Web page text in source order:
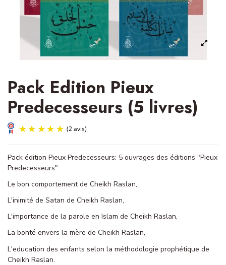
Pack Edition Pieux
Predecesseurs (5 livres)
Pack édition Pieux Predecesseurs: 5 ouvrages des éditions "Pieux
Predecesseurs":
Le bon comportement de Cheikh Raslan,
L'inimité de Satan de Cheikh Raslan,
L'importance de la parole en Islam de Cheikh Raslan,
La bonté envers la mère de Cheikh Raslan,
L'education des enfants selon la méthodologie prophétique de
Cheikh Raslan.